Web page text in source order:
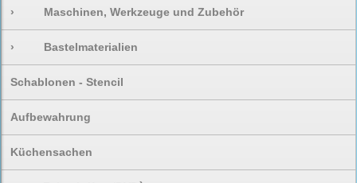
› Maschinen, Werkzeuge und Zubehör
› Bastelmaterialien
Schablonen - Stencil
Aufbewahrung
Küchensachen